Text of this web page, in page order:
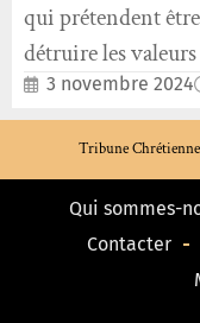
qui prétendent
détruire les
3 novembre 2024
Tribune
Qui sommes-
Contacter